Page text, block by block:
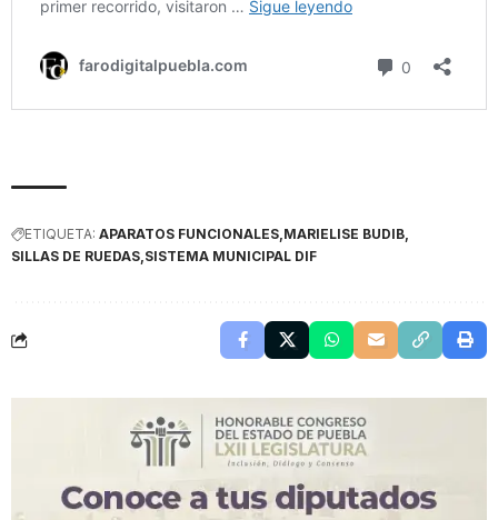
ETIQUETA: APARATOS FUNCIONALES MARIELISE BUDIB
SILLAS DE RUEDAS SISTEMA MUNICIPAL DIF